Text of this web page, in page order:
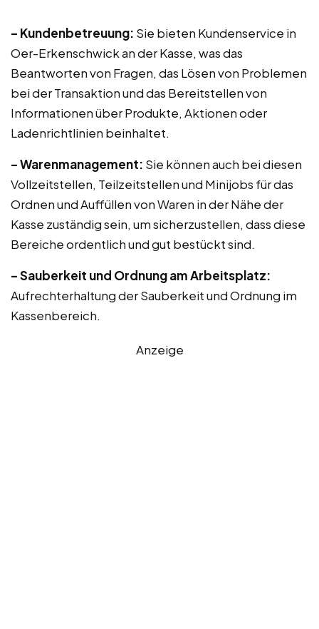
– Kundenbetreuung: Sie bieten Kundenservice in
Oer-Erkenschwick an der Kasse, was das
Beantworten von Fragen, das Lösen von Problemen
bei der Transaktion und das Bereitstellen von
Informationen über Produkte, Aktionen oder
Ladenrichtlinien beinhaltet.
– Warenmanagement: Sie können auch bei diesen
Vollzeitstellen, Teilzeitstellen und Minijobs für das
Ordnen und Auffüllen von Waren in der Nähe der
Kasse zuständig sein, um sicherzustellen, dass diese
Bereiche ordentlich und gut bestückt sind.
– Sauberkeit und Ordnung am Arbeitsplatz:
Aufrechterhaltung der Sauberkeit und Ordnung im
Kassenbereich.
Anzeige